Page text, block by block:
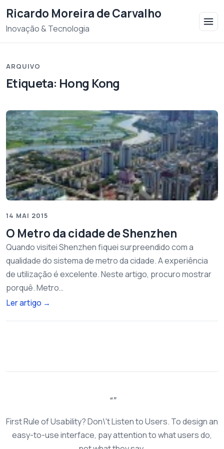
Ricardo Moreira de Carvalho
Inovação & Tecnologia
ARQUIVO
Etiqueta: Hong Kong
14 MAI 2015
O Metro da cidade de Shenzhen
Quando visitei Shenzhen fiquei surpreendido com a
qualidade do sistema de metro da cidade. A experiência
de utilização é excelente. Neste artigo, procuro mostrar
porquê. Metro…
Ler artigo →
First Rule of Usability? Don\'t Listen to Users. To design an
easy-to-use interface, pay attention to what users do,